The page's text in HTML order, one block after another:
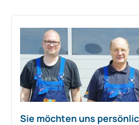
Sie möchten uns